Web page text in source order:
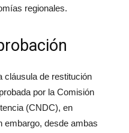
regionales.
cláusula de restitución
por la Comisión
(CNDC), en
embargo, desde ambas